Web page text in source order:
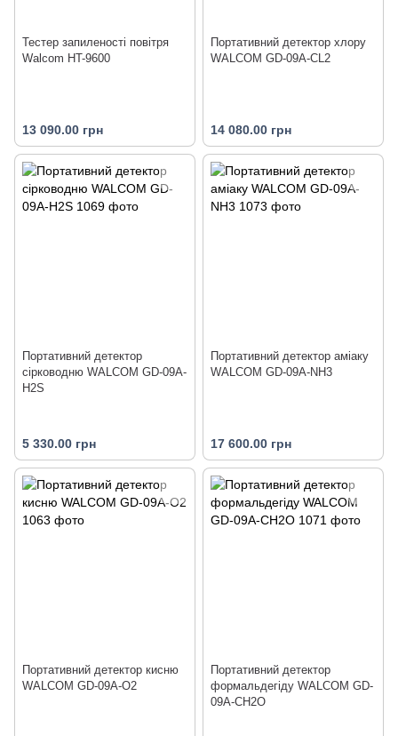
Тестер запиленості повітря
Walcom HT-9600
13 090.00 грн
Портативний детектор хлору
WALCOM GD-09A-CL2
14 080.00 грн
Портативний детектор
cірководню WALCOM GD-09A-
H2S
5 330.00 грн
Портативний детектор аміаку
WALCOM GD-09A-NH3
17 600.00 грн
Портативний детектор кисню
WALCOM GD-09A-О2
Портативний детектор
формальдегіду WALCOM GD-
09A-CH2O